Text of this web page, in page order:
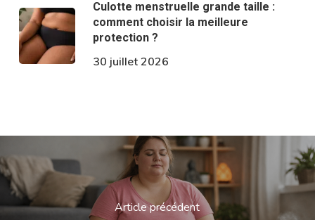
Culotte menstruelle grande taille :
comment choisir la meilleure
protection ?
30 juillet 2026
Article précédent